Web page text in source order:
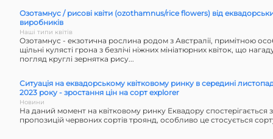
Озотамнус / рисові квіти (ozothamnus/rice flowers) від
виробників
Наші типи квітів
Озотамнус - екзотична рослина родом з Австралії, примітною
щільні кулясті грона з безлічі ніжних мініатюрних квіток, що
погляд круглі зернятка рису...
Ситуація на еквадорському квітковому ринку в середині
2023 року - зростання цін на сорт explorer
Новини
На даний момент на квітковому ринку Еквадору спостерігається
пропозицій червоних сортів троянд, особливо це стосується